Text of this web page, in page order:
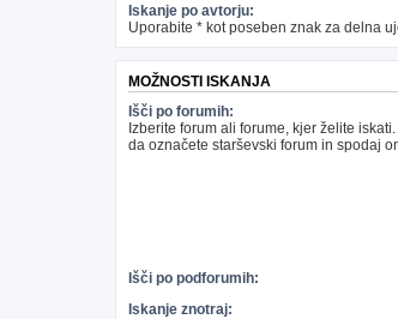
Iskanje po avtorju:
Uporabite * kot poseben znak za delna
MOŽNOSTI ISKANJA
Išči po forumih:
Izberite forum ali forume, kjer želite
da označete starševski forum in spodaj
Išči po podforumih:
Iskanje znotraj: